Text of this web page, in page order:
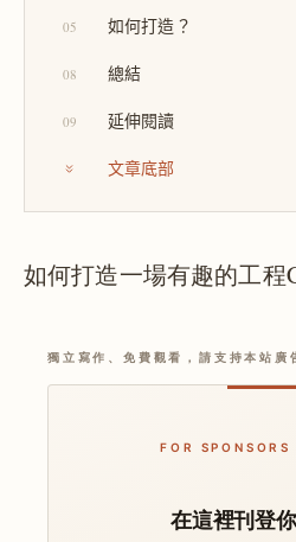
05 如何打造？
08 總結
09 延伸閱讀
文章底部
如何打造一場有趣的工程
獨立寫作、免費觀看，請支持本站廣
FOR SPONSORS
在這裡刊登